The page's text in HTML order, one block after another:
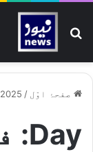
تلاش کیجیے
صفحۂ اوّل /
2025
Day: